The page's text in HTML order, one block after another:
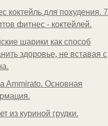
коктейль для похудения. 7
фитнес - коктейлей.
шарики как способ
здоровье, не вставая с
Ammirato. Основная
из куриной грудки.